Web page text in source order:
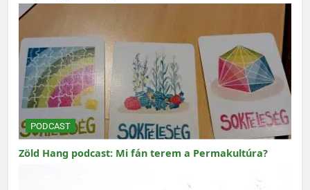
PODCAST
Zöld Hang podcast: Mi fán terem a Permakultúra?